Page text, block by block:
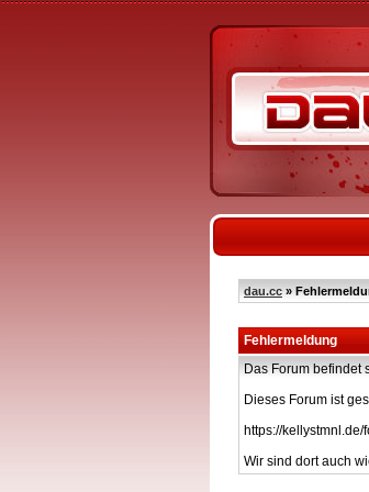
dau.cc »
Fehlermeldung
Das Forum befindet
Dieses Forum ist
https://kellystmnl.de/
Wir sind dort auch